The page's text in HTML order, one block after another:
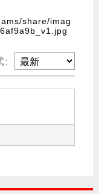
share/imag
: